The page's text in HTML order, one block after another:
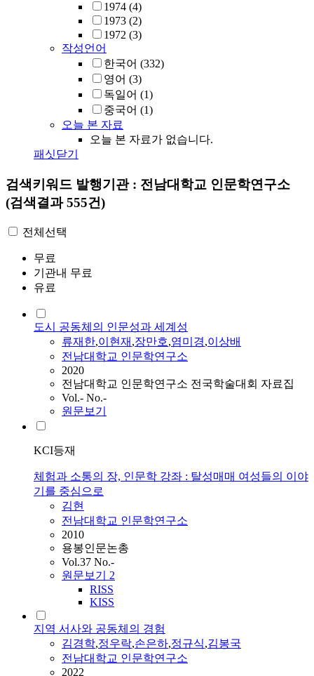
1974 (4)
1973 (2)
1972 (3)
작성언어
한국어 (332)
영어 (3)
독일어 (1)
중국어 (1)
오늘 본 자료
오늘 본 자료가 없습니다.
패싯닫기
검색키워드 발행기관 : 전남대학교 인문학연구소
(검색결과 555건)
전체선택
무료
기관내 무료
유료
도시 공동체의 인문성과 세계성
류재한,이현재 ,장만호,염미경,이상배
전남대학교 인문학연구소
2020
전남대학교 인문학연구소 전국학술대회 자료집
Vol.- No.-
원문보기
KCI등재
체험과 소통의 장, 인문학 강좌 : 탈성매매 여성들의 이야
기를 중심으로
김현
전남대학교 인문학연구소
2010
용봉인문논총
Vol.37 No.-
원문보기 2
RISS
KISS
지역 서사와 공동체의 경험
김경학,정우락,손은하,정규식,김봉국
전남대학교 인문학연구소
2022